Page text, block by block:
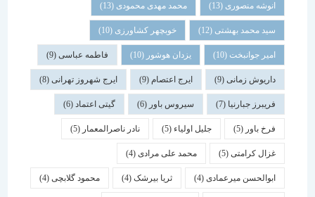
انوشه منصوری(13) محمد مهدی محمودی(13)
سید محمد بهشتی(12) خوبچهر کشاورزی(10)
امیر جوانبخت(10) یزدان هوشور(10) فاطمه عباسی(9)
داریوش زمانی(9) ایرج اعتصام(9) ایرج شهروز تهرانی(8)
فریبرز جبارنیا(7) سیروس باور(6) گیتی اعتماد(6)
فرخ باور(5) جلیل اولیاء(5) نادر ناصرالمعمار (5)
غزال کرامتی(5) محمد علی مرادی(4)
ابوالحسن میرعمادی(4) ثریا بیرشک(4) محمود گلابچی(4)